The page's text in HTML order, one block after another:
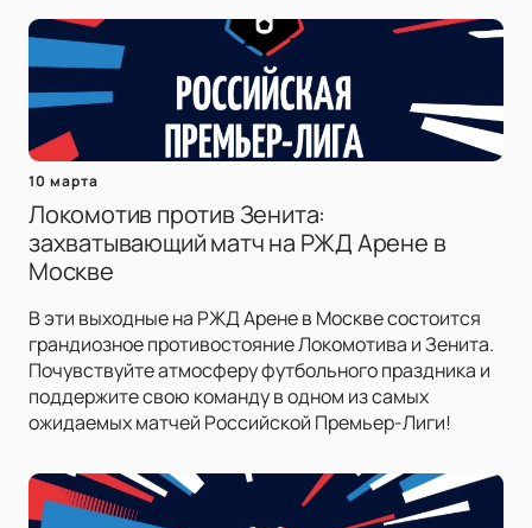
10 марта
Локомотив против Зенита:
захватывающий матч на РЖД Арене в
Москве
В эти выходные на РЖД Арене в Москве состоится
грандиозное противостояние Локомотива и Зенита.
Почувствуйте атмосферу футбольного праздника и
поддержите свою команду в одном из самых
ожидаемых матчей Российской Премьер-Лиги!